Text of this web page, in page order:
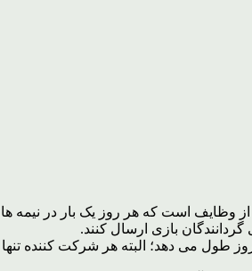
وظایف است که هر روز یک بار در
گردانندگان بازی ارسال کنند.